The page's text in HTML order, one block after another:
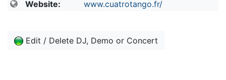
Website:
www.cuatrotango.fr/
Edit / Delete DJ, Demo or Concert